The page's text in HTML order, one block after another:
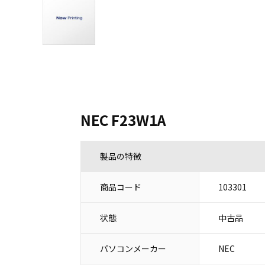
NEC F23W1A
製品の特徴
商品コード 103301
状態 中古品
パソコンメーカー NEC